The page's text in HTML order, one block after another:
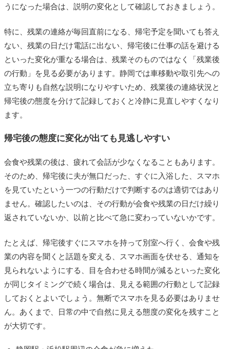
うになった場合は、説明の変化として確認しておきましょう。
特に、残業の連絡が毎回直前になる、帰宅予定を聞いても答え
ない、残業の日だけ電話に出ない、帰宅後に仕事の話を避ける
といった変化が重なる場合は、残業そのものではなく「残業後
の行動」を見る必要があります。静岡では車移動や取引先への
立ち寄りも自然な説明になりやすいため、残業後の連絡状況と
帰宅後の態度を分けて記録しておくと冷静に見直しやすくなり
ます。
帰宅後の態度に変化が出ても見逃しやすい
会食や残業の後は、疲れて会話が少なくなることもあります。
そのため、帰宅後に夫が無口だった、すぐに入浴した、スマホ
を見ていたという一つの行動だけで判断するのは適切ではあり
ません。確認したいのは、その行動が会食や残業の日だけ繰り
返されていないか、以前と比べて急に変わっていないかです。
たとえば、帰宅後すぐにスマホを持って別室へ行く、会食や残
業の内容を聞くと話題を変える、スマホ画面を伏せる、通知を
見られないようにする、目を合わせる時間が減るといった変化
が同じタイミングで続く場合は、見える範囲の行動として記録
しておくとよいでしょう。無断でスマホを見る必要はありませ
ん。あくまで、日常の中で自然に見える態度の変化を残すこと
が大切です。